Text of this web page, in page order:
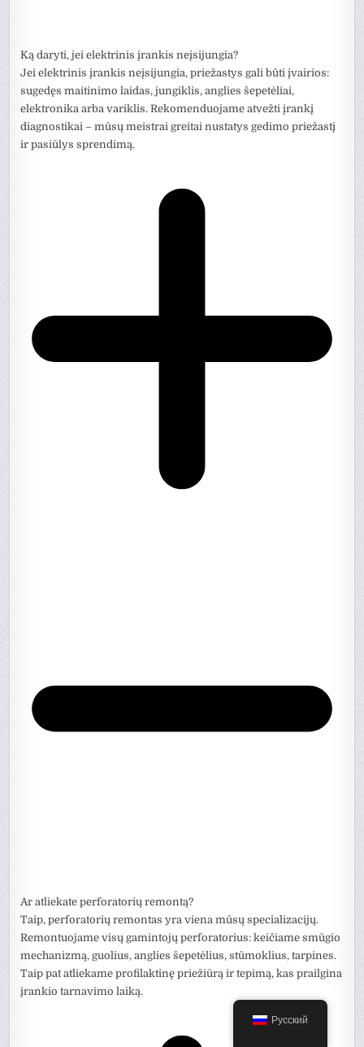
Ką daryti, jei elektrinis įrankis neįsijungia?
Jei elektrinis įrankis neįsijungia, priežastys gali būti įvairios:
sugedęs maitinimo laidas, jungiklis, anglies šepetėliai,
elektronika arba variklis. Rekomenduojame atvežti įrankį
diagnostikai – mūsų meistrai greitai nustatys gedimo priežastį
ir pasiūlys sprendimą.
Ar atliekate perforatorių remontą?
Taip, perforatorių remontas yra viena mūsų specializacijų.
Remontuojame visų gamintojų perforatorius: keičiame smūgio
mechanizmą, guolius, anglies šepetėlius, stūmoklius, tarpines.
Taip pat atliekame profilaktinę priežiūrą ir tepimą, kas prailgina
įrankio tarnavimo laiką.
Русский